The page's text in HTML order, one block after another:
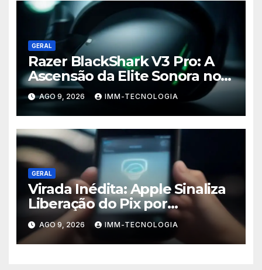
GERAL
Razer BlackShark V3 Pro: A
Ascensão da Elite Sonora no
Mundo Gamer
AGO 9, 2026 IMM-TECNOLOGIA
GERAL
Virada Inédita: Apple Sinaliza
Liberação do Pix por
Aproximação para iPhones no
Brasil
AGO 9, 2026 IMM-TECNOLOGIA